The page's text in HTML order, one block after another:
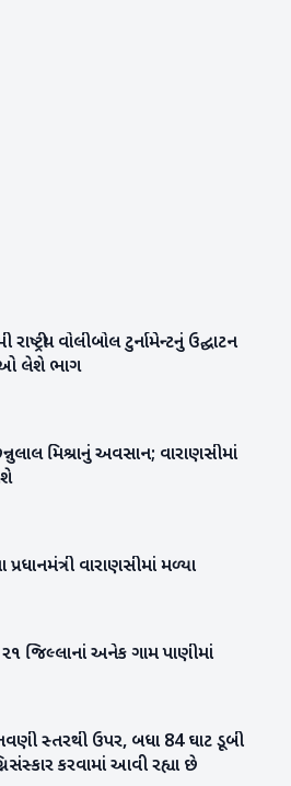
વોલીબોલ ટુર્નામેન્ટનું ઉદ્ઘાટન
લેશે ભાગ
મિશ્રાનું અવસાન; વારાણસીમાં
વારાણસીમાં મળ્યા
જિલ્લાનાં અનેક ગામ પાણીમાં
સ્તરથી ઉપર, બધા 84 ઘાટ ડૂબી
કરવામાં આવી રહ્યા છે